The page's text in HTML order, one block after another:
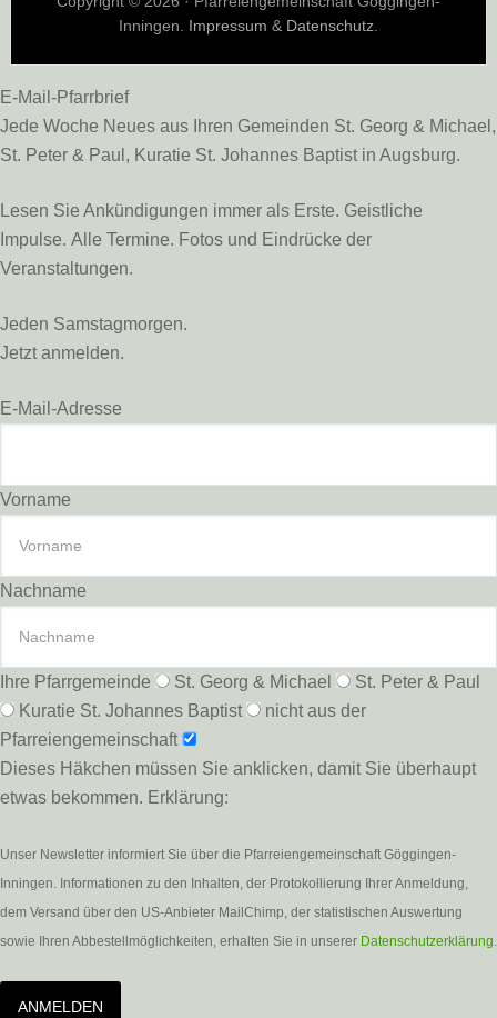
Inningen. Impressum & Datenschutz.
E-Mail-Pfarrbrief
Jede Woche Neues aus Ihren Gemeinden St. Georg & Michael,
St. Peter & Paul, Kuratie St. Johannes Baptist in Augsburg.
Lesen Sie Ankündigungen immer als Erste. Geistliche
Impulse. Alle Termine. Fotos und Eindrücke der
Veranstaltungen.
Jeden Samstagmorgen.
Jetzt anmelden.
E-Mail-Adresse
Vorname
Nachname
Ihre Pfarrgemeinde St. Georg & Michael
St. Peter & Paul
Kuratie St. Johannes Baptist
nicht aus der
Pfarreiengemeinschaft
Dieses Häkchen müssen Sie anklicken, damit Sie überhaupt
etwas bekommen. Erklärung:
Unser Newsletter informiert Sie über die Pfarreiengemeinschaft Göggingen-
Inningen. Informationen zu den Inhalten, der Protokollierung Ihrer Anmeldung,
dem Versand über den US-Anbieter MailChimp, der statistischen Auswertung
sowie Ihren Abbestellmöglichkeiten, erhalten Sie in unserer Datenschutzerklärung.
ANMELDEN